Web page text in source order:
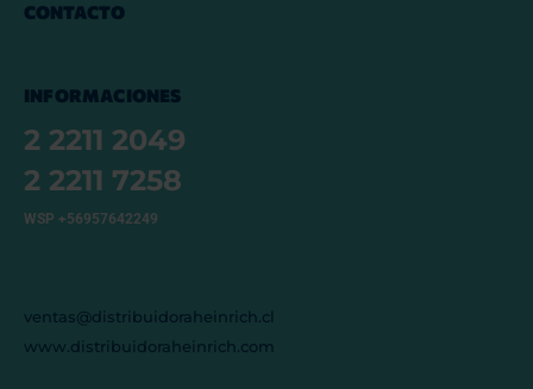
CONTACTO
INFORMACIONES
2 2211 2049
2 2211 7258
WSP +56957642249
ventas@distribuidoraheinrich.cl
www.distribuidoraheinrich.com